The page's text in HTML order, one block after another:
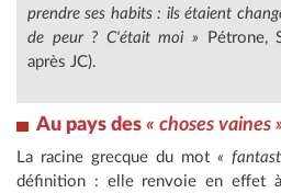
prendre ses habits : ils étaient
de peur ? C'était moi »
Pétrone,
après JC).
Au pays des « choses vaines
La racine grecque du mot «
définition : elle renvoie en effet